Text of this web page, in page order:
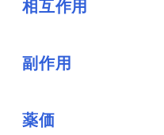
相互作用
副作用
薬価